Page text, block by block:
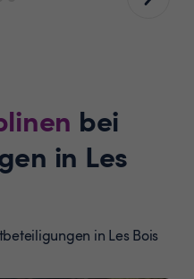
bei
in Les
in Les Bois